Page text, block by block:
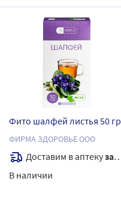
Фито шалфей листья 50 гр
ФИРМА ЗДОРОВЬЕ ООО
Доставим в аптекузавтра
В наличии